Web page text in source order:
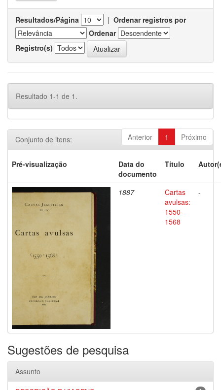
Resultados/Página | Ordenar registros por
Ordenar
Registro(s)
Resultado 1-1 de 1.
Anterior 1 Próximo
Conjunto de itens:
Pré-visualização
Data do
documento
Título
1887
Cartas
avulsas:
1550-
1568
-
Sugestões de pesquisa
Assunto